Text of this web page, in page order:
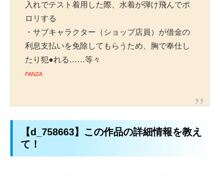
入れでテスト着用した際、水着が弾け飛んでポ
ロリする
・サブキャラクター（ショップ店員）が借金の
利息支払いを免除してもらうため、胸で奉仕し
たり犯●れる……等々
FANZA
【d_758663】この作品の詳細情報を教え
て！